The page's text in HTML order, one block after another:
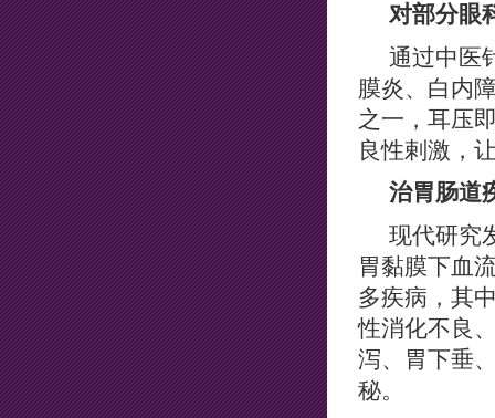
对部分眼
通过中医
膜炎、白内
之一，耳压
良性剌激，
治胃肠道
现代研究
胃黏膜下血
多疾病，其
性消化不良
泻、胃下垂
秘。